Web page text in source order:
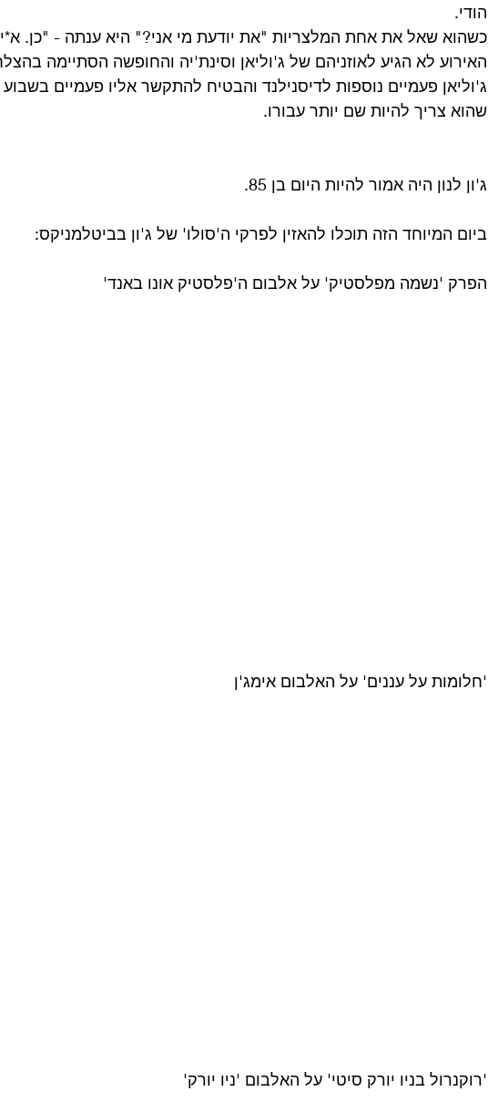
הודי.
כשהוא שאל את אחת המלצריות "את יודעת מי אני?" היא ענתה - "כן.
האירוע לא הגיע לאוזניהם של ג'וליאן וסינת'יה והחופשה הסתיימה
ג'וליאן פעמיים נוספות לדיסנילנד והבטיח להתקשר אליו פעמיים
שהוא צריך להיות שם יותר עבורו.
ג'ון לנון היה אמור להיות היום בן 85.
ביום המיוחד הזה תוכלו להאזין לפרקי ה'סולו' של ג'ון בביטלמניקס:
הפרק 'נשמה מפלסטיק' על אלבום ה'פלסטיק אונו באנד'
'חלומות על עננים' על האלבום אימג'ן
'רוקנרול בניו יורק סיטי' על האלבום 'ניו יורק'